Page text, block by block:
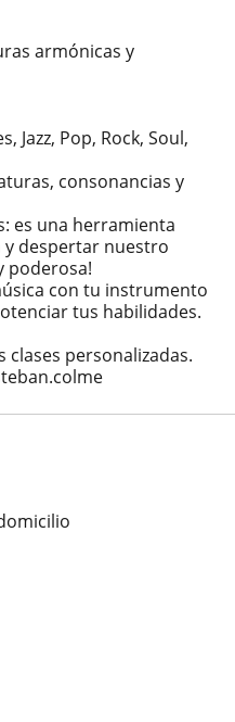
armónicas y
Jazz, Pop, Rock, Soul,
consonancias y
es una herramienta
despertar nuestro
poderosa!
con tu instrumento
tus habilidades.
clases personalizadas.